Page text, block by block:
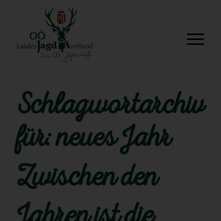
Schlagwortarchiv
für:neues Jahr
Zwischen den